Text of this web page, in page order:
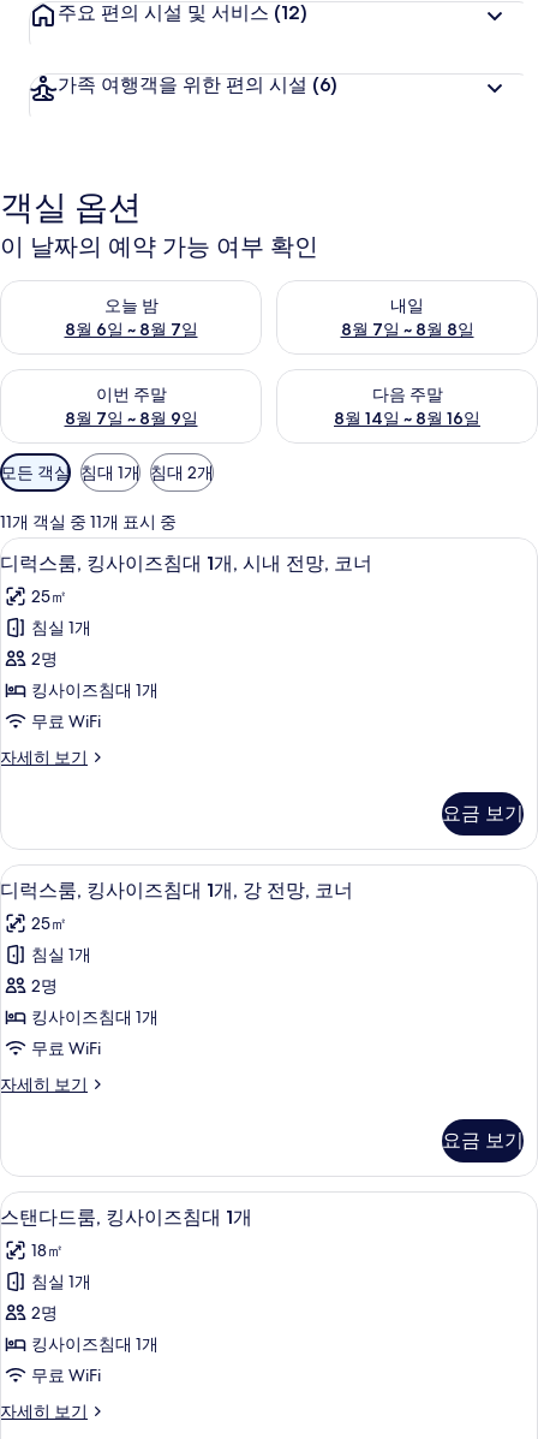
주요 편의 시설 및 서비스 (12)
가족 여행객을 위한 편의 시설 (6)
객실 옵션
이 날짜의 예약 가능 여부 확인
오늘 밤
8월 6일 ~ 8월 7일
오늘 밤 예약 가능 여부 확인, 8월 6일 ~ 8월 7일
내일
8월 7일 ~ 8월 8일
내일 예약 가능 여부 확인, 8월
이번 주말
8월 7일 ~ 8월 9일
이번 주말 예약 가능 여부 확인, 8월 7일 ~ 8월 9일
다음 주말
8월 14일 ~ 8월 16일
다음 주말 예약 가능 여부 확인,
객
실
에
사
용
가
능
한
터
모든 객실 침대 1개 침대 2개
11개 객실 중 11개 표시 중
디
럭
스
룸,
킹
사
즈
대
개,
시
내
전
망,
코
너
모
두
보
기
디럭스룸, 킹사이즈침대 1개, 시내 전
12
디럭스룸, 킹사이즈침대 1개, 시내 전망, 코너
25㎡
침실 1개
2명
킹사이즈침대 1개
무료 WiFi
자세히 보기
디
킹
사
이
즈
침
대
개,
시
내
전
망,
세
히
보
기
요금 보기
디
럭
스
룸,
킹
사
즈
대
개,
강
전
망,
코
너
사
디럭스룸, 킹사이즈침대 1개, 강 전망,
13
디럭스룸, 킹사이즈침대 1개, 강 전망, 코너
25㎡
침실 1개
2명
킹사이즈침대 1개
무료 WiFi
자세히 보기
디
킹
사
이
침
대
개,
강
전
망,
코
요금 보기
스
탠
다
드
룸,
킹
이
스탠다드룸, 킹사이즈침대 1개 | 객실
9
스탠다드룸, 킹사이즈침대 1개
18㎡
침실 1개
2명
킹사이즈침대 1개
무료 WiFi
자세히 보기
스